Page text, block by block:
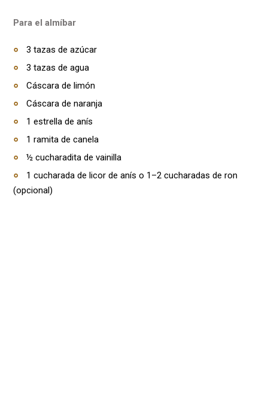
Para el almíbar
3 tazas de azúcar
3 tazas de agua
Cáscara de limón
Cáscara de naranja
1 estrella de anís
1 ramita de canela
½ cucharadita de vainilla
1 cucharada de licor de anís o 1–2 cucharadas de ron
(opcional)